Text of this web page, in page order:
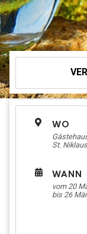
WO
St.
WANN
vom 20
bis 26